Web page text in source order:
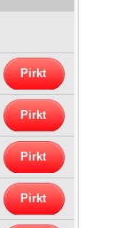
Pirkt
Pirkt
Pirkt
Pirkt